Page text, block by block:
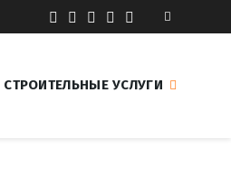
СТРОИТЕЛЬНЫЕ УСЛУГИ